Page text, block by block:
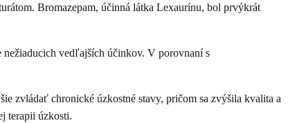
Bromazepam, účinná látka Lexaurínu, bol prvýkrát
nežiaducich vedľajších účinkov. V porovnaní s
zvládať chronické úzkostné stavy, pričom sa zvýšila kvalita a
terapii úzkosti.